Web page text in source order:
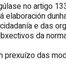
no artigo
e das
da
das